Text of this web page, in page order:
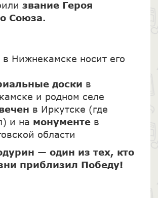
звание Героя
Союза.
в Нижнекамске носит его
доски в
и родном селе
в Иркутске (где
и на монументе в
области
— один из тех, кто
приблизил Победу!